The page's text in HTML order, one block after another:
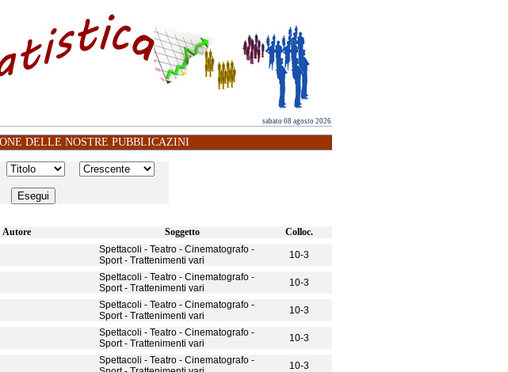
sabato 08 agosto 2026
DELLE NOSTRE PUBBLICAZINI
Autore Soggetto Colloc.
Spettacoli - Teatro - Cinematografo -
Sport - Trattenimenti vari
10-3
Spettacoli - Teatro - Cinematografo -
Sport - Trattenimenti vari
10-3
Spettacoli - Teatro - Cinematografo -
Sport - Trattenimenti vari
10-3
Spettacoli - Teatro - Cinematografo -
Sport - Trattenimenti vari
10-3
Spettacoli - Teatro - Cinematografo -
10-3